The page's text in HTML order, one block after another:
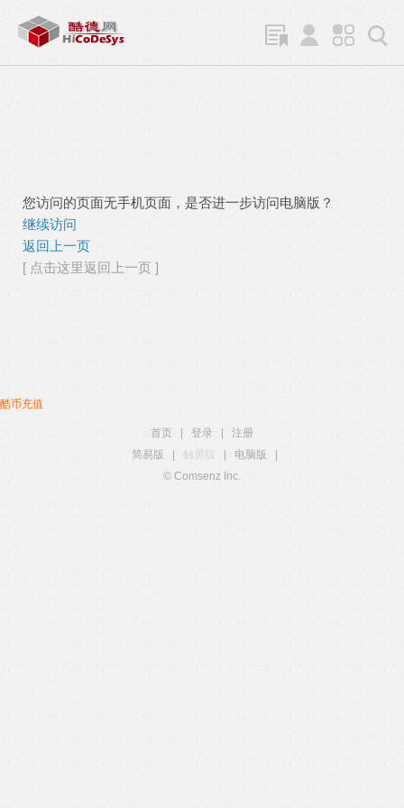
您访问的页面无手机页面，是否进一步访问电脑版？
继续访问
返回上一页
[ 点击这里返回上一页 ]
酷币充值
首页 登录
注册
简易版
触屏版 电脑版
© Comsenz Inc.